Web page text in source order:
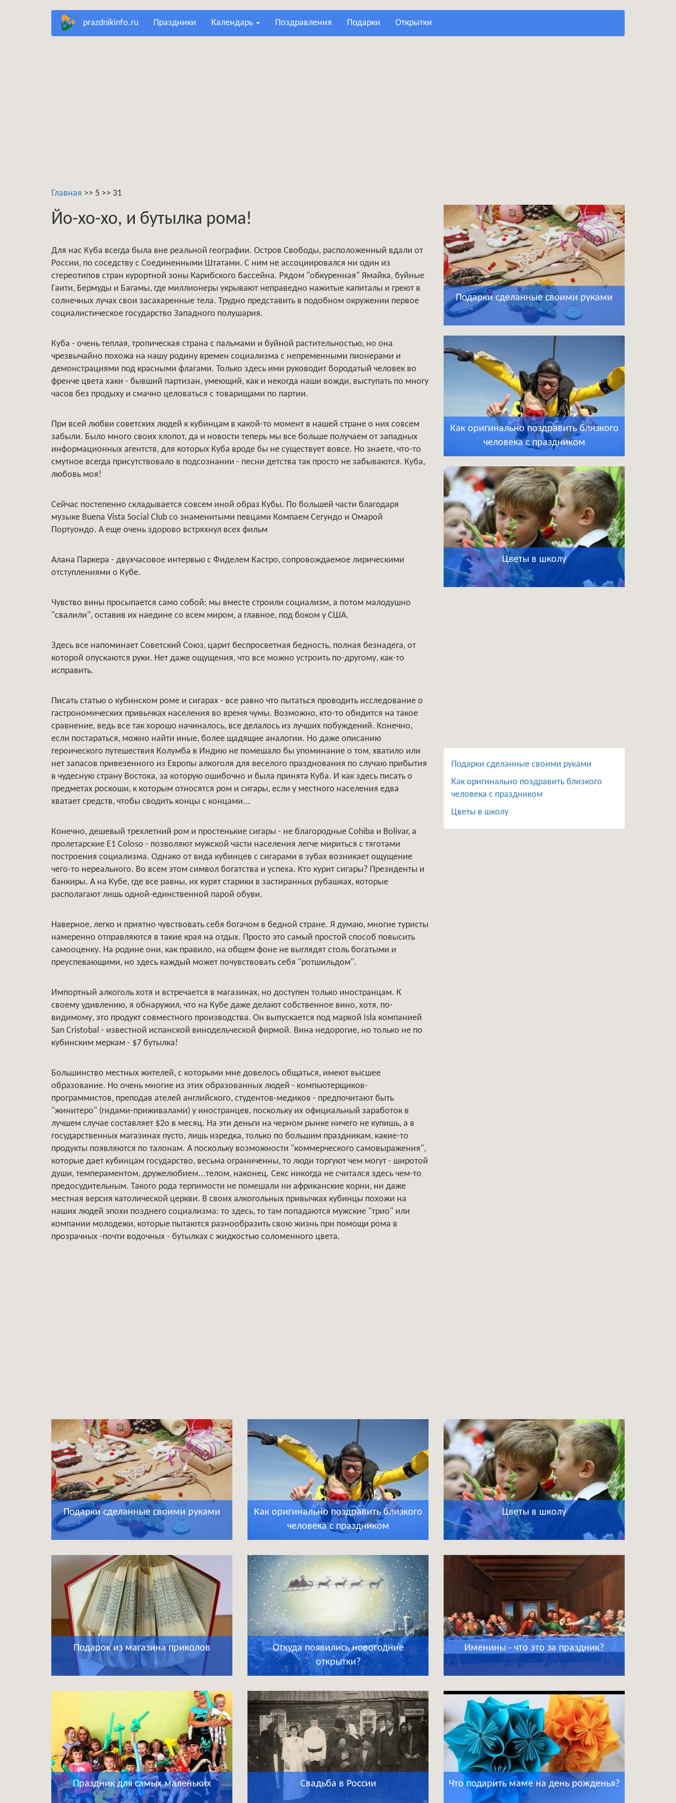
prazdnikinfo.ru праздники календарь поздравления подарки открытки
Главная >> 5 >> 31
Йо-хо-хо, и бутылка рома!
Для нас Куба всегда была вне реальной географии. Остров Свободы, расположенный вдали от
России, по соседству с Соединенными Штатами. С ним не ассоциировался ни один из
стереотипов стран курортной зоны Карибского бассейна. Рядом "обкуренная" Ямайка, буйные
Гаити, Бермуды и Багамы, где миллионеры укрывают неправедно нажитые капиталы и греют в
солнечных лучах свои засахаренные тела. Трудно представить в подобном окружении первое
социалистическое государство Западного полушария.
Куба - очень теплая, тропическая страна с пальмами и буйной растительностью, но она
чрезвычайно похожа на нашу родину времен социализма с непременными пионерами и
демонстрациями под красными флагами. Только здесь ими руководит бородатый человек во
френче цвета хаки - бывший партизан, умеющий, как и некогда наши вожди, выступать по многу
часов без продыху и смачно целоваться с товарищами по партии.
При всей любви советских людей к кубинцам в какой-то момент в нашей стране о них совсем
забыли. Было много своих хлопот, да и новости теперь мы все больше получаем от западных
информационных агентств, для которых Куба вроде бы не существует вовсе. Но знаете, что-то
смутное всегда присутствовало в подсознании - песни детства так просто не забываются. Куба,
любовь моя!
Сейчас постепенно складывается совсем иной образ Кубы. По большей части благодаря
музыке Buena Vista Social Club со знаменитыми певцами Компаем Сегундо и Омарой
Портуондо. А еще очень здорово встряхнул всех фильм
Алана Паркера - двухчасовое интервью с Фиделем Кастро, сопровождаемое лирическими
отступлениями о Кубе.
Чувство вины просыпается само собой: мы вместе строили социализм, а потом малодушно
"свалили", оставив их наедине со всем миром, а главное, под боком у США.
Здесь все напоминает Советский Союз, царит беспросветная бедность, полная безнадега, от
которой опускаются руки. Нет даже ощущения, что все можно устроить по-другому, как-то
исправить.
Писать статью о кубинском роме и сигарах - все равно что пытаться проводить исследование о
гастрономических привычках населения во время чумы. Возможно, кто-то обидится на такое
сравнение, ведь все так хорошо начиналось, все делалось из лучших побуждений. Конечно,
если постараться, можно найти иные, более щадящие аналогии. Но даже описанию
героического путешествия Колумба в Индию не помешало бы упоминание о том, хватило или
нет запасов привезенного из Европы алкоголя для веселого празднования по случаю прибытия
в чудесную страну Востока, за которую ошибочно и была принята Куба. И как здесь писать о
предметах роскоши, к которым относятся ром и сигары, если у местного населения едва
хватает средств, чтобы сводить концы с концами...
Конечно, дешевый трехлетний ром и простенькие сигары - не благородные Cohiba и Bolivar, а
пролетарские Е1 Coloso - позволяют мужской части населения легче мириться с тяготами
построения социализма. Однако от вида кубинцев с сигарами в зубах возникает ощущение
чего-то нереального. Во всем этом символ богатства и успеха. Кто курит сигары? Президенты и
банкиры. А на Кубе, где все равны, их курят старики в застиранных рубашках, которые
располагают лишь одной-единственной парой обуви.
Наверное, легко и приятно чувствовать себя богачом в бедной стране. Я думаю, многие туристы
намеренно отправляются в такие края на отдых. Просто это самый простой способ повысить
самооценку. На родине они, как правило, на общем фоне не выглядят столь богатыми и
преуспевающими, но здесь каждый может почувствовать себя "ротшильдом".
Импортный алкоголь хотя и встречается в магазинах, но доступен только иностранцам. К
своему удивлению, я обнаружил, что на Кубе даже делают собственное вино, хотя, по-
видимому, это продукт совместного производства. Он выпускается под маркой Isla компанией
San Cristobal - известной испанской винодельческой фирмой. Вина недорогие, но только не по
кубинским меркам - $7 бутылка!
Большинство местных жителей, с которыми мне довелось общаться, имеют высшее
образование. Но очень многие из этих образованных людей - компьютерщиков-
программистов, преподав ателей английского, студентов-медиков - предпочитают быть
"жинитеро" (гидами-приживалами) у иностранцев, поскольку их официальный заработок в
лучшем случае составляет $2о в месяц. На эти деньги на черном рынке ничего не купишь, а в
государственных магазинах пусто, лишь изредка, только по большим праздникам, какие-то
продукты появляются по талонам. А поскольку возможности "коммерческого самовыражения",
которые дает кубинцам государство, весьма ограниченны, то люди торгуют чем могут - широтой
души, темпераментом, дружелюбием...телом, наконец. Секс никогда не считался здесь чем-то
предосудительным. Такого рода терпимости не помешали ни африканские корни, ни даже
местная версия католической церкви. В своих алкогольных привычках кубинцы похожи на
наших людей эпохи позднего социализма: то здесь, то там попадаются мужские "трио" или
компании молодежи, которые пытаются разнообразить свою жизнь при помощи рома в
прозрачных -почти водочных - бутылках с жидкостью соломенного цвета.
Подарки сделанные своими руками
Как оригинально поздравить близкого
человека с праздником
Цветы в школу
Подарки сделанные своими руками
Как оригинально поздравить близкого
человека с праздником
Цветы в школу
Подарки сделанные своими руками
Как оригинально поздравить близкого
человека с праздником
Цветы в школу
Подарок из магазина приколов
Откуда появились новогодние
открытки?
Именины - что это за праздник?
Праздник для самых маленьких Свадьба в России Что подарить маме на день рожденья?